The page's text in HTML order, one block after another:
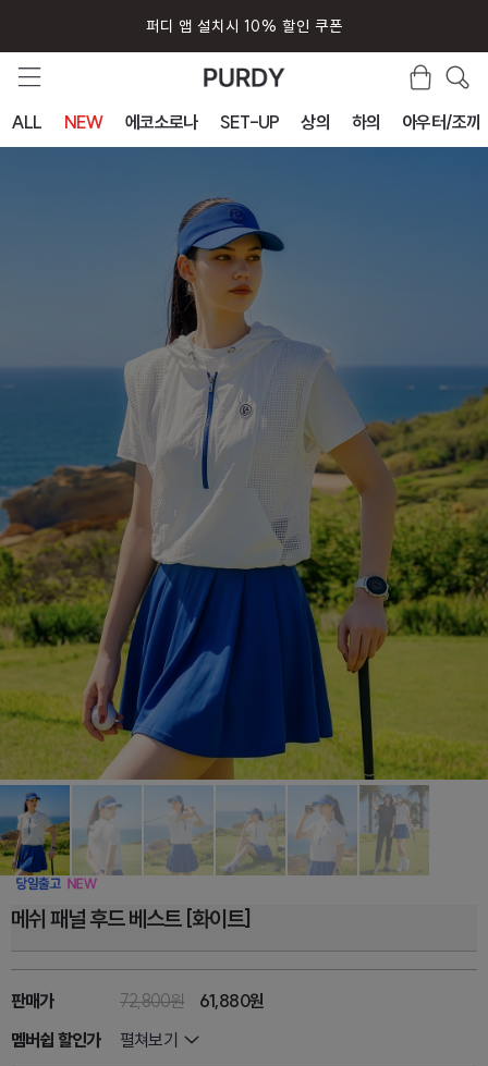
회원가입시 즉시 사용 5000원 쿠폰
ALL NEW 에코소로나 SET-UP 상의 하의 아우터/조끼
메쉬 패널 후드 베스트 [화이트]
판매가 72,800원 61,880원
멤버쉽 할인가
펼쳐보기